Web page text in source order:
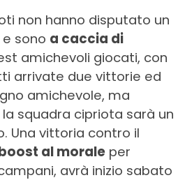
non hanno disputato un
sono a caccia di
amichevoli giocati, con
arrivate due vittorie ed
amichevole, ma
squadra cipriota sarà un
Una vittoria contro il
al morale per
avrà inizio sabato